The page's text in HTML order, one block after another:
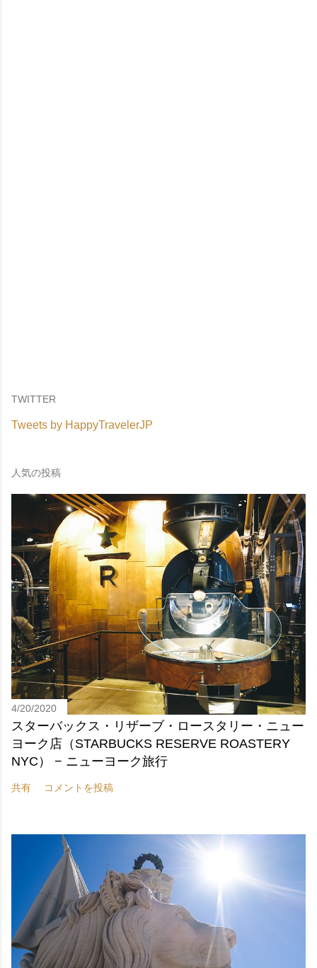
TWITTER
Tweets by HappyTravelerJP
人気の投稿
4/20/2020
スターバックス・リザーブ・ロースタリー・ニュー
ヨーク店（STARBUCKS RESERVE ROASTERY
NYC） − ニューヨーク旅行
共有 コメントを投稿